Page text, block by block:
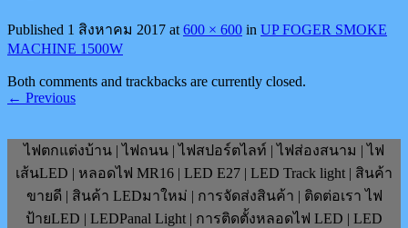
Published 1 สิงหาคม 2017 at 600 × 600 in UP FOGER SMOKE
MACHINE 1500W
Both comments and trackbacks are currently closed.
← Previous
ไฟตกแต่งบ้าน | ไฟถนน | ไฟสปอร์ตไลท์ | ไฟส่องสนาม | ไฟ
เส้นLED | หลอดไฟ MR16 | LED E27 | LED Track light | สินค้า
ขายดี | สินค้า LEDมาใหม่ | การจัดส่งสินค้า | ติดต่อเรา ไฟ
ป้ายLED | LEDPanal Light | การติดตั้งหลอดไฟ LED | LED